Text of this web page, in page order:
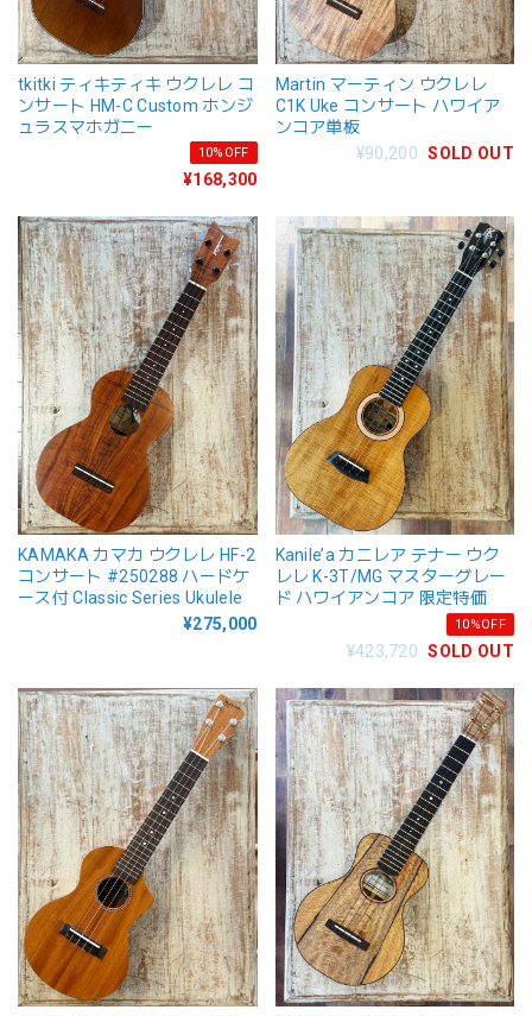
tkitki ティキティキ ウクレレ コ
ンサート HM-C Custom ホンジ
ュラスマホガニー
10%OFF
¥168,300
Martin マーティン ウクレレ
C1K Uke コンサート ハワイア
ンコア単板
¥90,200 SOLD OUT
KAMAKA カマカ ウクレレ HF-2
コンサート #250288 ハードケ
ース付 Classic Series Ukulele
¥275,000
Kanile’a カニレア テナー ウク
レレ K-3T/MG マスターグレー
ド ハワイアンコア 限定特価
10%OFF
¥423,720 SOLD OUT